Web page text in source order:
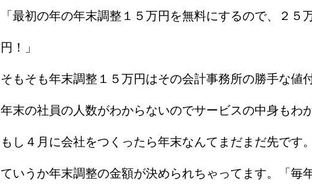
「最初の年の年末調整１５万円を無料にするので、
円！」
そもそも年末調整１５万円はその会計事務所の勝手な値
年末の社員の人数がわからないのでサービスの中身もわ
もし４月に会社をつくったら年末なんてまだまだ先です。
ていうか年末調整の金額が決められちゃってます。「毎